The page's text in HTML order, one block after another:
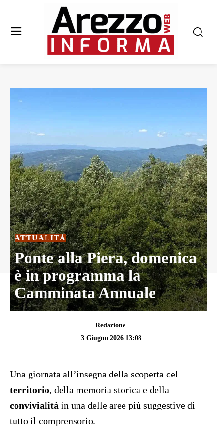
ATTUALITÀ
Ponte alla Piera, domenica
è in programma la
Camminata Annuale
Redazione
3 Giugno 2026 13:08
Una giornata all’insegna della scoperta del
territorio, della memoria storica e della
convivialità in una delle aree più suggestive di
tutto il comprensorio.